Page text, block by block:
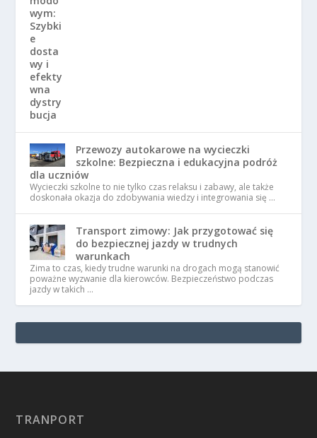
Przewozy autokarowe na wycieczki
szkolne: Bezpieczna i edukacyjna podróż
dla uczniów
Wycieczki szkolne to nie tylko czas relaksu i zabawy, ale także
doskonała okazja do zdobywania wiedzy i integrowania się …
Transport zimowy: Jak przygotować się
do bezpiecznej jazdy w trudnych
warunkach
Zima to czas, kiedy trudne warunki na drogach mogą stanowić
poważne wyzwanie dla kierowców. Bezpieczeństwo podczas
jazdy w takich …
TRANPORT